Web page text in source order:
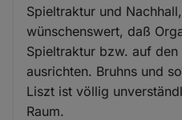
Spieltraktur und
wünschenswert, daß
Spieltraktur bzw. auf
ausrichten. Bruhns und
Liszt ist völlig
Raum.